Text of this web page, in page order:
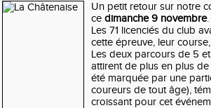
Un petit retour sur notre
ce dimanche 9 novembre.
Les 71 licenciés du club
cette épreuve, leur
Les deux parcours de 5
attirent de plus en plus
été marquée par une
coureurs de tout âge),
croissant pour cet